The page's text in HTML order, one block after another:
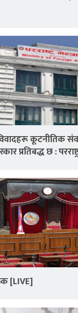
कूटनीतिक
प्रतिबद्ध छ :
[LIVE]